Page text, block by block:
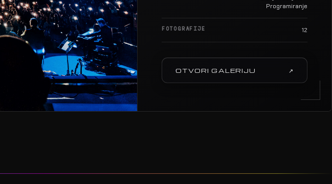
Programiranje
FOTOGRAFIJE 12
OTVORI GALERIJU ↗